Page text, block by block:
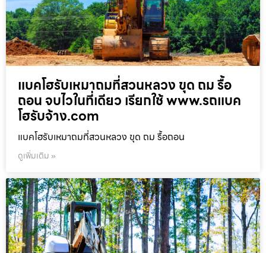
แบคโฮรับเหมาถมที่สวนหลวง ขุด ถม รื้อ
ถอน จบไวในที่เดียว เรียกใช้ www.รถแบค
โฮรับจ้าง.com
แบคโฮรับเหมาถมที่สวนหลวง ขุด ถม รื้อถอน
ดูเพิ่มเติม »